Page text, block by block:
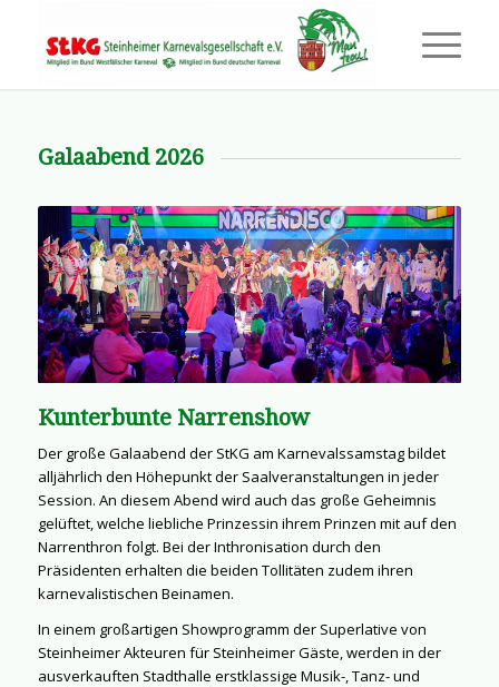
Galaabend 2026
Kunterbunte Narrenshow
Der große Galaabend der StKG am Karnevalssamstag bildet
alljährlich den Höhepunkt der Saalveranstaltungen in jeder
Session. An diesem Abend wird auch das große Geheimnis
gelüftet, welche liebliche Prinzessin ihrem Prinzen mit auf den
Narrenthron folgt. Bei der Inthronisation durch den
Präsidenten erhalten die beiden Tollitäten zudem ihren
karnevalistischen Beinamen.
In einem großartigen Showprogramm der Superlative von
Steinheimer Akteuren für Steinheimer Gäste, werden in der
ausverkauften Stadthalle erstklassige Musik-, Tanz- und